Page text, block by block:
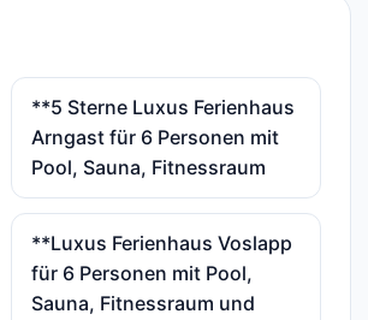
**5 Sterne Luxus Ferienhaus
Arngast für 6 Personen mit
Pool, Sauna, Fitnessraum
**Luxus Ferienhaus Voslapp
für 6 Personen mit Pool,
Sauna, Fitnessraum und